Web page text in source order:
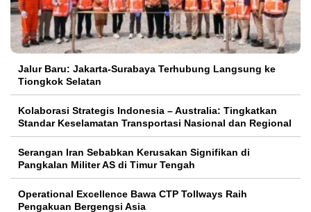
Jalur Baru: Jakarta-Surabaya Terhubung Langsung ke
Tiongkok Selatan
Kolaborasi Strategis Indonesia – Australia: Tingkatkan
Standar Keselamatan Transportasi Nasional dan Regional
Serangan Iran Sebabkan Kerusakan Signifikan di
Pangkalan Militer AS di Timur Tengah
Operational Excellence Bawa CTP Tollways Raih
Pengakuan Bergengsi Asia